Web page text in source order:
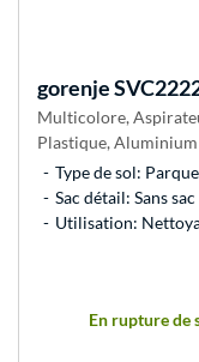
gorenje
Multicolore,
Plastique, Aluminium
Type de sol:
Sac détail: Sans sac
Utilisation:
En rupture de